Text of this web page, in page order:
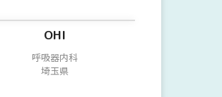
OHI
呼吸器内科
埼玉県